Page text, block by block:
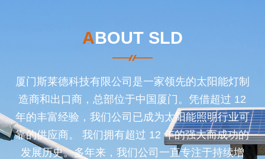
ABOUT SLD
厦门斯莱德科技有限公司是一家领先的太阳能灯制
造商和出口商，总部位于中国厦门。凭借超过 12
年的丰富经验，我们公司已成为太阳能照明行业可
靠的供应商。 我们拥有超过 12 年的强大而成功的
发展历史。多年来，我们公司一直专注于持续增